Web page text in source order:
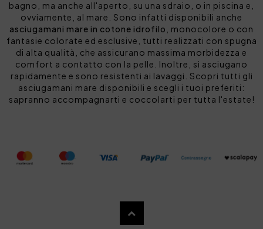
bagno, ma anche all'aperto, su una sdraio, o in piscina e,
ovviamente, al mare. Sono infatti disponibili anche
asciugamani mare in cotone idrofilo
, monocolore o con
fantasie colorate ed esclusive, tutti realizzati con spugna
di alta qualità, che assicurano massima morbidezza e
comfort a contatto con la pelle. Inoltre, si asciugano
rapidamente e sono resistenti ai lavaggi. Scopri tutti gli
asciugamani mare disponibili e scegli i tuoi preferiti:
sapranno accompagnarti e coccolarti per tutta l'estate!